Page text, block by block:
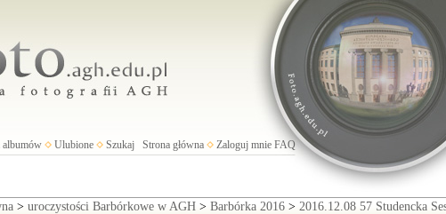
albumów Ulubione Szukaj Strona główna Zaloguj mnie FAQ
> uroczystości Barbórkowe w AGH> Barbórka 2016> 2016.12.08 57 Studencka